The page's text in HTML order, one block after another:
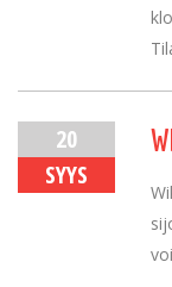
20
SYYS